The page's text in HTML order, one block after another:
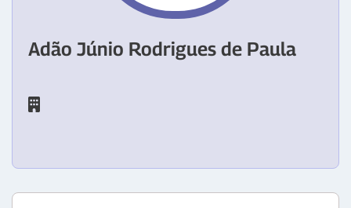
Adão Júnio Rodrigues de Paula